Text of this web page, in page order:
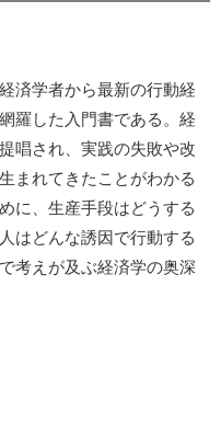
済学者から最新の行動経
羅した入門書である。経
唱され、実践の失敗や改
まれてきたことがわかる
に、生産手段はどうする
はどんな誘因で行動する
考えが及ぶ経済学の奥深